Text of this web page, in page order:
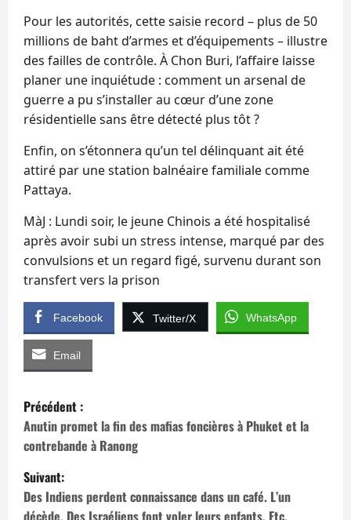
Pour les autorités, cette saisie record – plus de 50
millions de baht d’armes et d’équipements – illustre
des failles de contrôle. À Chon Buri, l’affaire laisse
planer une inquiétude : comment un arsenal de
guerre a pu s’installer au cœur d’une zone
résidentielle sans être détecté plus tôt ?
Enfin, on s’étonnera qu’un tel délinquant ait été
attiré par une station balnéaire familiale comme
Pattaya.
MàJ : Lundi soir, le jeune Chinois a été hospitalisé
après avoir subi un stress intense, marqué par des
convulsions et un regard figé, survenu durant son
transfert vers la prison
Facebook Twitter/X WhatsApp
Email
N
a
v
i
Précédent :
Anutin promet la fin des mafias foncières à Phuket et la
contrebande à Ranong
Suivant:
Des Indiens perdent connaissance dans un café. L’un
décède. Des Israéliens font voler leurs enfants. Etc.